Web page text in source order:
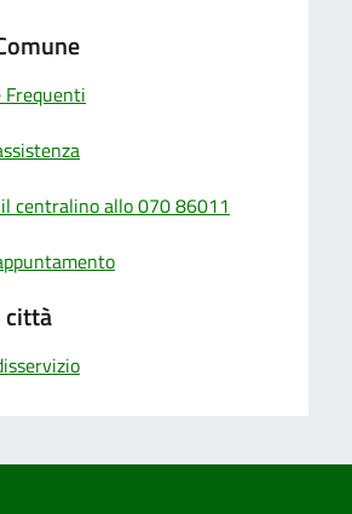
Frequenti
centralino allo 070 86011
città